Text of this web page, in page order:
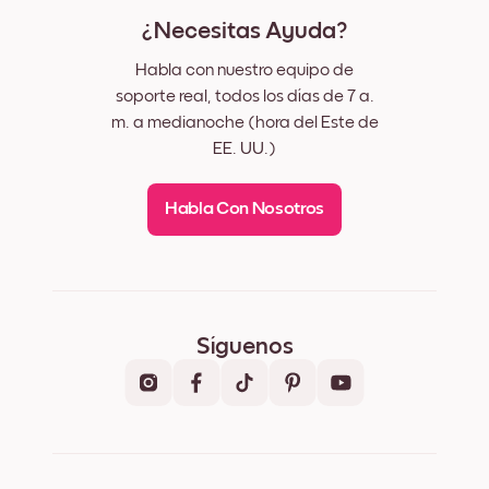
¿Necesitas Ayuda?
Habla con nuestro equipo de
soporte real, todos los días de 7 a.
m. a medianoche (hora del Este de
EE. UU.)
Habla Con Nosotros
Síguenos